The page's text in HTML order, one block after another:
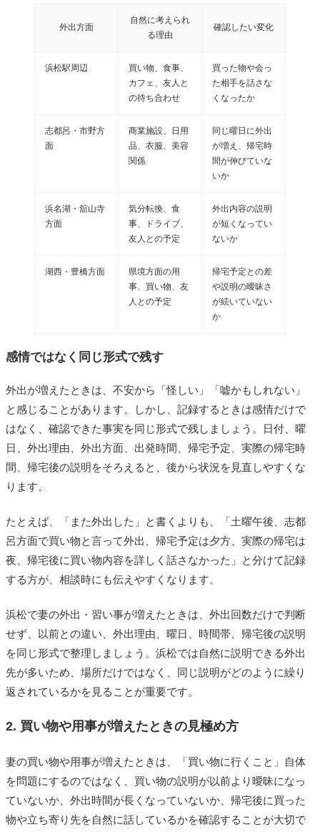
外出方面
自然に考えられ
る理由
確認したい変化
浜松駅周辺
買い物、食事、
カフェ、友人と
の待ち合わせ
買った物や会っ
た相手を話さな
くなったか
志都呂・市野方
面
商業施設、日用
品、衣服、美容
関係
同じ曜日に外出
が増え、帰宅時
間が伸びていな
いか
浜名湖・舘山寺
方面
気分転換、食
事、ドライブ、
友人との予定
外出内容の説明
が短くなってい
ないか
湖西・豊橋方面
県境方面の用
事、買い物、友
人との予定
帰宅予定との差
や説明の曖昧さ
が続いていない
か
感情ではなく同じ形式で残す
外出が増えたときは、不安から「怪しい」「嘘かもしれない」
と感じることがあります。しかし、記録するときは感情だけで
はなく、確認できた事実を同じ形式で残しましょう。日付、曜
日、外出理由、外出方面、出発時間、帰宅予定、実際の帰宅時
間、帰宅後の説明をそろえると、後から状況を見直しやすくな
ります。
たとえば、「また外出した」と書くよりも、「土曜午後、志都
呂方面で買い物と言って外出、帰宅予定は夕方、実際の帰宅は
夜、帰宅後に買い物内容を詳しく話さなかった」と分けて記録
する方が、相談時にも伝えやすくなります。
浜松で妻の外出・習い事が増えたときは、外出回数だけで判断
せず、以前との違い、外出理由、曜日、時間帯、帰宅後の説明
を同じ形式で整理しましょう。浜松では自然に説明できる外出
先が多いため、場所だけではなく、同じ説明がどのように繰り
返されているかを見ることが重要です。
2. 買い物や用事が増えたときの見極め方
妻の買い物や用事が増えたときは、「買い物に行くこと」自体
を問題にするのではなく、買い物の説明が以前より曖昧になっ
ていないか、外出時間が長くなっていないか、帰宅後に買った
物や立ち寄り先を自然に話しているかを確認することが大切で